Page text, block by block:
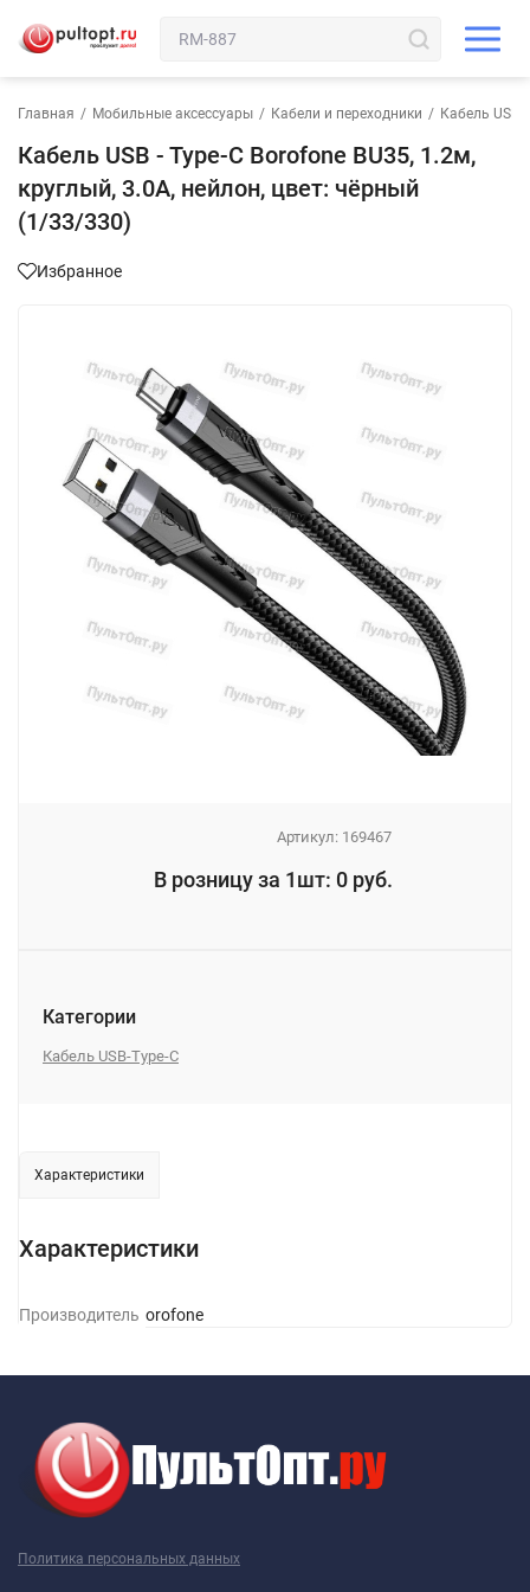
Главная / Мобильные аксессуары / Кабели и переходники / Кабель USB-
Кабель USB - Type-C Borofone BU35, 1.2м,
круглый, 3.0A, нейлон, цвет: чёрный
(1/33/330)
Избранное
Артикул: 169467
В розницу за 1шт: 0 руб.
Категории
Кабель USB-Type-C
Характеристики
Характеристики
ПроизводительBorofone
Политика персональных данных